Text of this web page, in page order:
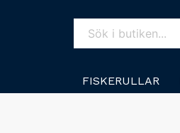
FISKERULLAR